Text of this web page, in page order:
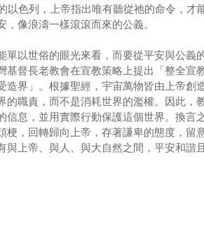
以色列，上帝指出唯有聽從祂的命令，才
像浪濤一樣滾滾而來的公義。
單以世俗的眼光來看，而要從平安與公義
基督長老教會在宣教策略上提出「整全宣
造界」。根據聖經，宇宙萬物皆由上帝創
的職責，而不是消耗世界的濫權。因此，
信息，並用實際行動保護這個世界。換言
梗，回轉歸向上帝，存著謙卑的態度，留
與上帝、與人、與大自然之間，平安和諧